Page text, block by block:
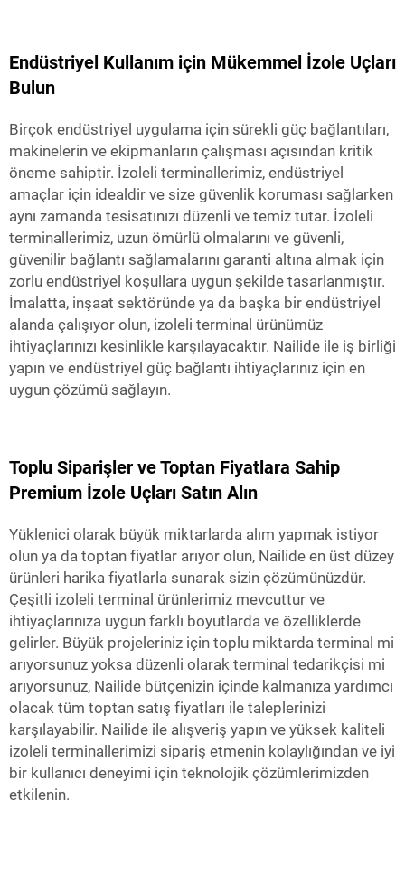
Endüstriyel Kullanım için Mükemmel İzole Uçları
Bulun
Birçok endüstriyel uygulama için sürekli güç bağlantıları,
makinelerin ve ekipmanların çalışması açısından kritik
öneme sahiptir. İzoleli terminallerimiz, endüstriyel
amaçlar için idealdir ve size güvenlik koruması sağlarken
aynı zamanda tesisatınızı düzenli ve temiz tutar. İzoleli
terminallerimiz, uzun ömürlü olmalarını ve güvenli,
güvenilir bağlantı sağlamalarını garanti altına almak için
zorlu endüstriyel koşullara uygun şekilde tasarlanmıştır.
İmalatta, inşaat sektöründe ya da başka bir endüstriyel
alanda çalışıyor olun, izoleli terminal ürünümüz
ihtiyaçlarınızı kesinlikle karşılayacaktır. Nailide ile iş birliği
yapın ve endüstriyel güç bağlantı ihtiyaçlarınız için en
uygun çözümü sağlayın.
Toplu Siparişler ve Toptan Fiyatlara Sahip
Premium İzole Uçları Satın Alın
Yüklenici olarak büyük miktarlarda alım yapmak istiyor
olun ya da toptan fiyatlar arıyor olun, Nailide en üst düzey
ürünleri harika fiyatlarla sunarak sizin çözümünüzdür.
Çeşitli izoleli terminal ürünlerimiz mevcuttur ve
ihtiyaçlarınıza uygun farklı boyutlarda ve özelliklerde
gelirler. Büyük projeleriniz için toplu miktarda terminal mi
arıyorsunuz yoksa düzenli olarak terminal tedarikçisi mi
arıyorsunuz, Nailide bütçenizin içinde kalmanıza yardımcı
olacak tüm toptan satış fiyatları ile taleplerinizi
karşılayabilir. Nailide ile alışveriş yapın ve yüksek kaliteli
izoleli terminallerimizi sipariş etmenin kolaylığından ve iyi
bir kullanıcı deneyimi için teknolojik çözümlerimizden
etkilenin.